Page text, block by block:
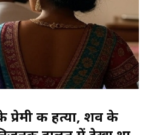
प्रेमी की हत्या, शव के